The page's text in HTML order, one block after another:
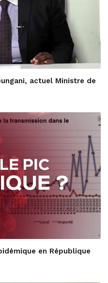
actuel Ministre de
en République